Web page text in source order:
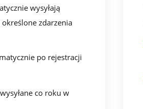
wysyłają
zdarzenia
po rejestracji
co roku w